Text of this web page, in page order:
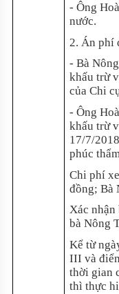
- Ông
nước.
2. Án phí
- Bà
khấu trừ
của Chi
- Ông
khấu trừ
17/7/
phúc
Chi phí
đồng; Bà
Xác nhận
bà Nông
Kể từ
III và
thời gian
thì thực